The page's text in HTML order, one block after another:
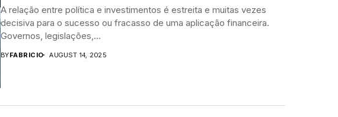
A relação entre política e investimentos é estreita e muitas vezes
decisiva para o sucesso ou fracasso de uma aplicação financeira.
Governos, legislações,...
BYFABRICIO AUGUST 14, 2025